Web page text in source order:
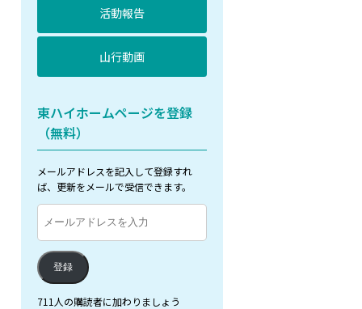
活動報告
山行動画
東ハイホームページを登録
（無料）
メールアドレスを記入して登録すれ
ば、更新をメールで受信できます。
メ
ー
ル
ア
ド
登録
711人の購読者に加わりましょう